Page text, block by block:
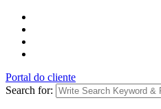
Portal do cliente
Search for: